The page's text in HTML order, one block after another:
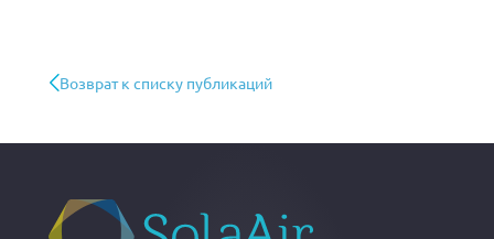
Возврат к списку публикаций